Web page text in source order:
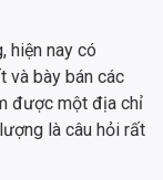
hiện nay có
và bày bán các
được một địa chỉ
là câu hỏi rất